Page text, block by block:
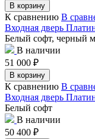
В корзину
К сравнению В
Входная дверь
Белый софт, черный
В наличии
51 000 ₽
В корзину
К сравнению В
Входная дверь
Белый софт
В наличии
50 400 ₽